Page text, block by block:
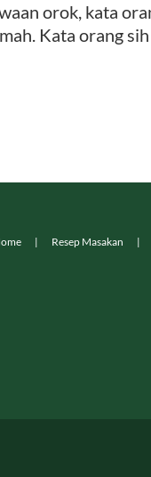
orok, kata
Kata orang
Resep Masakan